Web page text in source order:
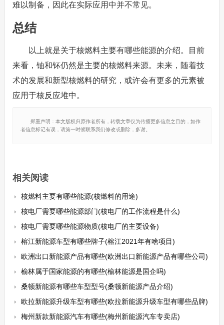
难以制备，因此在实际应用中并不常见。
总结
以上就是关于核燃料主要有哪些能源的介绍。目前
来看，铀和钚仍然是主要的核燃料来源。未来，随着技
术的发展和新型核燃料的研究，或许会有更多的元素被
应用于核反应堆中。
郑重声明：本文版权归原作者所有，转载文章仅为传播更多信息之目的，如作
者信息标记有误，请第一时候联系我们修改或删除，多谢。
相关阅读
核燃料主要有哪些能源(核燃料的用途)
核电厂需要哪些能源部门(核电厂的工作流程是什么)
核电厂需要哪些能源物质(核电厂的主要设备)
榕江新能源车型有哪些牌子(榕江2021年有啥项目)
欧洲出口新能源产品有哪些(欧洲出口新能源产品有哪些公司)
榆林属于国家能源的有哪些(榆林能源是国企吗)
桑顿新能源有哪些车型型号(桑顿新能源产品介绍)
欧拉新能源升级车型有哪些(欧拉新能源升级车型有哪些品牌)
梅州新款新能源汽车有哪些(梅州新能源汽车专卖店)